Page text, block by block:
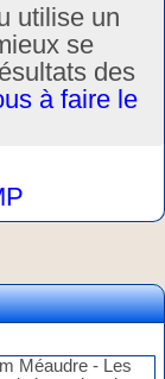
utilise un
se
des
à faire le